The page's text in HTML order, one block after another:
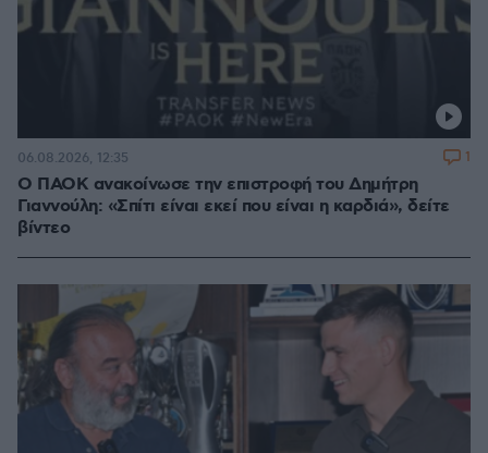
Ο ΠΑΟΚ ανακοίνωσε την επιστροφή του Δημήτρη
Γιαννούλη: «Σπίτι είναι εκεί που είναι η καρδιά», δείτε
βίντεο
06.08.2026, 12:35 1